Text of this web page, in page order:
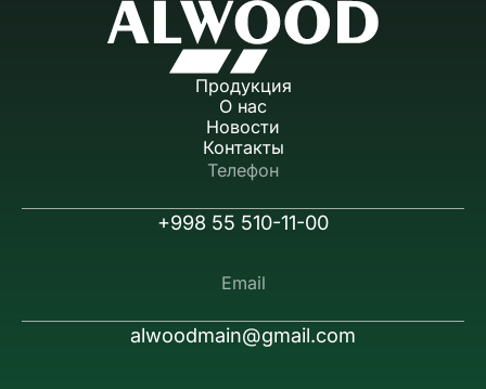
Продукция
О нас
Новости
Контакты
Телефон
+998 55 510-11-00
Email
alwoodmain@gmail.com